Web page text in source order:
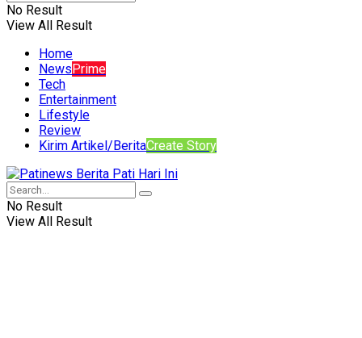
No Result
View All Result
Home
NewsPrime
Tech
Entertainment
Lifestyle
Review
Kirim Artikel/BeritaCreate Story
No Result
View All Result